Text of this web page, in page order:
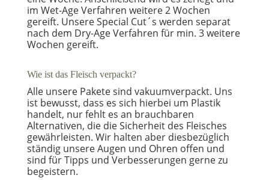
im Wet-Age Verfahren weitere 2 Wochen
gereift. Unsere Special Cut´s werden separat
nach dem Dry-Age Verfahren für min. 3 weitere
Wochen gereift.
Wie ist das Fleisch verpackt?
Alle unsere Pakete sind vakuumverpackt. Uns
ist bewusst, dass es sich hierbei um Plastik
handelt, nur fehlt es an brauchbaren
Alternativen, die die Sicherheit des Fleisches
gewährleisten. Wir halten aber diesbezüglich
ständig unsere Augen und Ohren offen und
sind für Tipps und Verbesserungen gerne zu
begeistern.